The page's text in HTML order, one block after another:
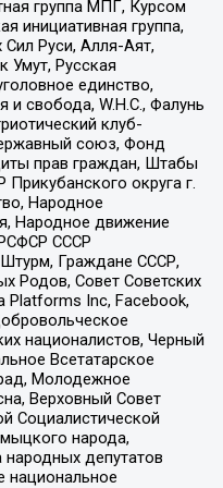
группа МПГ, Курсом
инициативная группа,
Руси, Алля-Аят,
Умут, Русская
единство,
свобода, W.H.С., Фалунь
клуб-
союз, Фонд
прав граждан, Штабы
округа г.
Народное
Народное движение
СССР
Граждане СССР,
Родов, Совет Советских
Platforms Inc, Facebook,
националистов, Черный
Всетатарское
Молодежное
Верховный Совет
Социалистической
народа,
народных депутатов
национальное